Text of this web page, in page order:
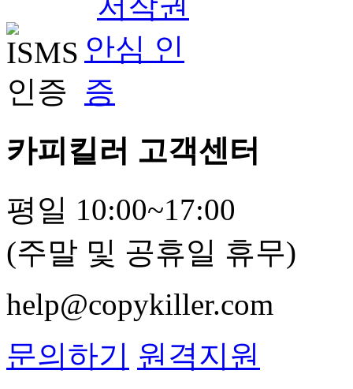
카피킬러 고객센터
평일 10:00~17:00
(주말 및 공휴일 휴무)
help@copykiller.com
문의하기 원격지원